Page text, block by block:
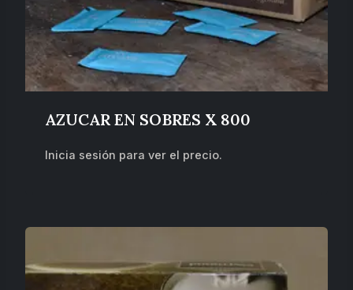
AZUCAR EN SOBRES X 800
Inicia sesión para ver el precio.